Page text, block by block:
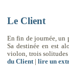
Le Client
En fin de journée, un
Sa destinée en est
violon, trois
du Client| lire un